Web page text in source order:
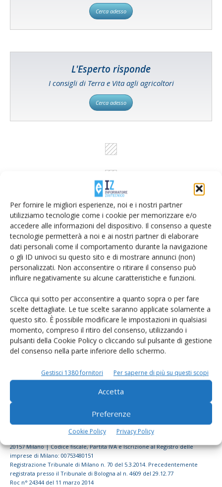
Per fornire le migliori esperienze, noi e i nostri partner
utilizziamo tecnologie come i cookie per memorizzare e/o
accedere alle informazioni del dispositivo. Il consenso a queste
tecnologie permetterà a noi e ai nostri partner di elaborare
dati personali come il comportamento durante la navigazione
o gli ID univoci su questo sito e di mostrare annunci (non)
personalizzati. Non acconsentire o ritirare il consenso può
influire negativamente su alcune caratteristiche e funzioni.
Clicca qui sotto per acconsentire a quanto sopra o per fare
scelte dettagliate. Le tue scelte saranno applicate solamente a
questo sito. È possibile modificare le impostazioni in qualsiasi
momento, compreso il ritiro del consenso, utilizzando i
pulsanti della Cookie Policy o cliccando sul pulsante di gestione
del consenso nella parte inferiore dello schermo.
Gestisci 1380 fornitori Per saperne di più su questi scopi
Accetta
Preferenze
Cookie Policy Privacy Policy
Cerca adesso
L'Esperto risponde
I consigli di Terra e Vita agli agricoltori
Cerca adesso
Rimani aggiornato sul mondo
dell’agricoltura
© Tecniche Nuove Spa. Tutti i diritti riservati. Sede legale Via Eritrea 21 -
20157 Milano | Codice fiscale, Partita IVA e Iscrizione al Registro delle
imprese di Milano: 00753480151
Registrazione Tribunale di Milano n. 70 del 5.3.2014. Precedentemente
registrata presso il Tribunale di Bologna al n. 4609 del 29.12.77
Roc n° 24344 del 11 marzo 2014